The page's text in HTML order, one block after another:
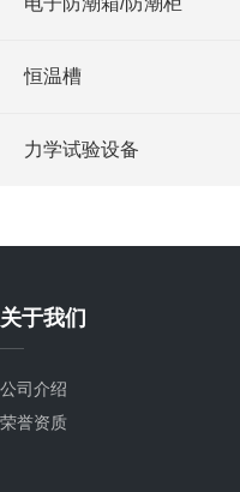
恒温槽
力学试验设备
关于我们
公司介绍
荣誉资质